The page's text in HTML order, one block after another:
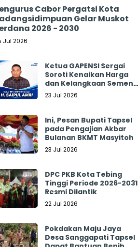
Cabor Pergatsi Kota
Gelar Muskot
2026 - 2030
Jul 2026
Ketua GAPENSI Sergai
Soroti Kenaikan Harga
dan Kelangkaan Semen,
Minta Pemerintah
23 Jul 2026
Ini, Pesan Bupati Tapsel
pada Pengajian Akbar
Bulanan BKMT Masyitoh
23 Jul 2026
DPC PKB Kota Tebing
Tinggi Periode 2026-2031
Resmi Dilantik
22 Jul 2026
Pokdakan Maju Jaya
Desa Sanggapati Tapsel